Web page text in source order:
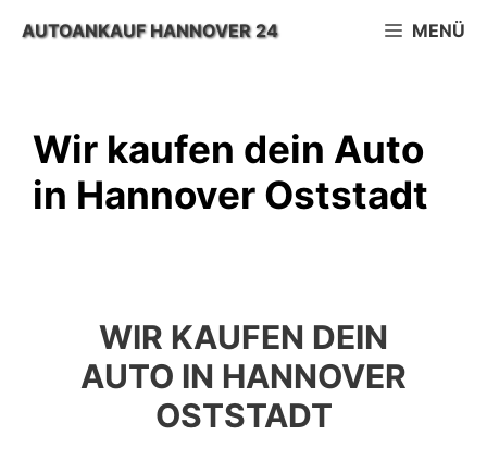
InhaltAUTOANKAUF HANNOVER 24 MENÜ
Wir kaufen dein Auto
in Hannover Oststadt
WIR KAUFEN DEIN
AUTO IN HANNOVER
OSTSTADT